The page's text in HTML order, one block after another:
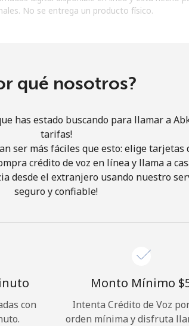
Únete
¡Hola!
¿Olvidaste tu contraseña? →
No se entrega un producto físico.
qué nosotros?
has estado buscando para llamar a
tarifas!
ser más fáciles que esto: elige tarjetas
crédito de voz en línea y llama a
desde el extranjero usando nuestro
seguro y confiable!
con
Monto Mínimo
Intenta Crédito de Voz
orden mínima y disfruta